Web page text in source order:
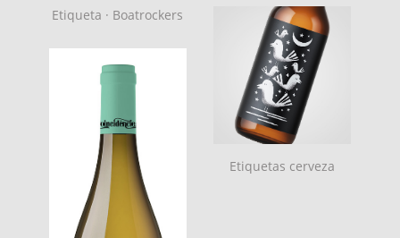
Etiqueta · Boatrockers
Etiquetas cerveza